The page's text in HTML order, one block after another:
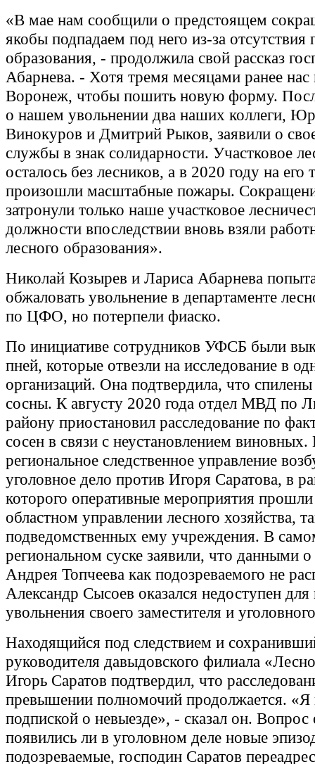
«В мае нам сообщили о предстоящем
якобы подпадаем под него из-за отсутствия
образования, - продолжила свой рассказ
Абарнева. - Хотя тремя месяцами ранее нас
Воронеж, чтобы пошить новую форму.
о нашем увольнении два наших коллеги,
Винокуров и Дмитрий Рыков, заявили о
службы в знак солидарности. Участковое
осталось без лесников, а в 2020 году на его
произошли масштабные пожары.
затронули только наше участковое
должности впоследствии вновь взяли
лесного образования».
Николай Козырев и Лариса Абарнева
обжаловать увольнение в департаменте
по ЦФО, но потерпели фиаско.
По инициативе сотрудников УФСБ были
пней, которые отвезли на исследование в
организаций. Она подтвердила, что
сосны. К августу 2020 года отдел МВД по
району приостановил расследование по
сосен в связи с неустановлением
региональное следственное управление
уголовное дело против Игоря Саратова, в
которого оперативные мероприятия прошли
областном управлении лесного хозяйства,
подведомственных ему учреждения. В
региональном суске заявили, что данными
Андрея Топчеева как подозреваемого не
Александр Сысоев оказался недоступен
увольнения своего заместителя и
Находящийся под следствием и
руководителя давыдовского филиала
Игорь Саратов подтвердил, что
превышении полномочий продолжается. «Я
подпиской о невыезде», - сказал он.
появились ли в уголовном деле новые
подозреваемые, господин Саратов